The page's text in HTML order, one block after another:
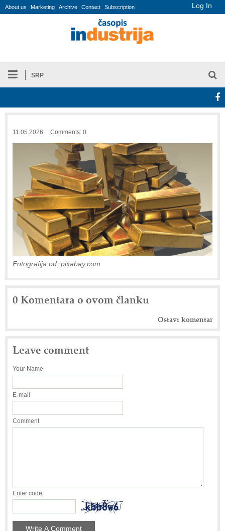
Log In
About us Marketing Archive Contact Subscription
SRP
11.05.2026 Comments: 0
Fotografija od: pixabay.com
0 Komentara o ovom članku
Ostavi komentar
Leave comment
Your Name
E-mail
Comment
Enter code: